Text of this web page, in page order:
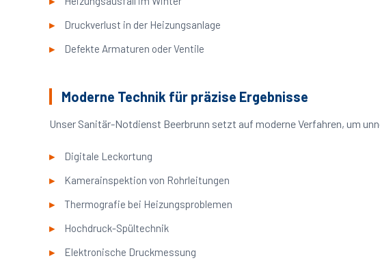
Druckverlust in der Heizungsanlage
Defekte Armaturen oder Ventile
Moderne Technik für präzise Ergebnisse
Unser Sanitär-Notdienst Beerbrunn setzt auf moderne Verfahren, um
Digitale Leckortung
Kamerainspektion von Rohrleitungen
Thermografie bei Heizungsproblemen
Hochdruck-Spültechnik
Elektronische Druckmessung